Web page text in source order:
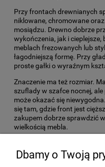
Przy frontach drewnianych
niklowane, chromowane
mosiądzu. Drewno dobrze
wykończenia, jak i
meblach frezowanych lub
łagodniejszą formę. Przy
proste gałki o wyraźnym
Znaczenie ma też rozmiar.
szuflady w szafce nocnej,
może okazać się
się tam, gdzie front jest
zakupem dobrze sprawdzić
wielkością mebla.
aranżacji
Dbamy o Twoją